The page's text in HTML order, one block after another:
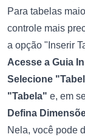
Para tabelas
controle mais
a opção "Inserir
Acesse a Guia
Selecione
"Tabela" e, em
Defina
Nela, você pode